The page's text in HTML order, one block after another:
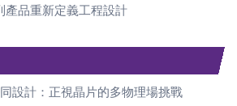
產品重新定義工程設計
設計：正視晶片的多物理場挑戰